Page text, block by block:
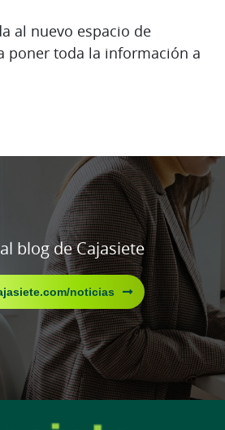
al nuevo espacio de
poner toda la información a
blog de Cajasiete
noticias